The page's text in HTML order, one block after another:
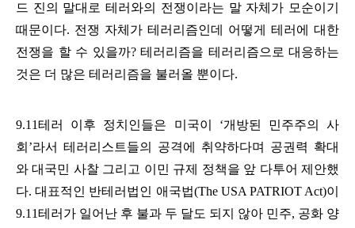
드 진의 말대로 테러와의 전쟁이라는 말 자체가 모순이기
때문이다. 전쟁 자체가 테러리즘인데 어떻게 테러에 대한
전쟁을 할 수 있을까? 테러리즘을 테러리즘으로 대응하는
것은 더 많은 테러리즘을 불러올 뿐이다.
9.11테러 이후 정치인들은 미국이 ‘개방된 민주주의 사
회 ’라서 테러리스트들의 공격에 취약하다며 공권력 확대
와 대국민 사찰 그리고 이민 규제 정책을 앞 다투어 제안했
다.대표적인 반테러법인 애국법(The USA PATRIOT Act)이
9.11테러가 일어난 후 불과 두 달도 되지 않아 민주, 공화 양